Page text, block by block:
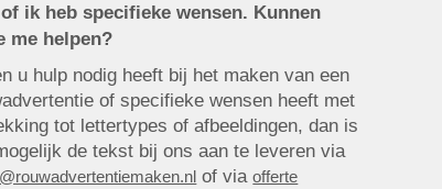
ik heb specifieke wensen. Kunnen
me helpen?
u hulp nodig heeft bij het maken van een
of specifieke wensen heeft met
tot lettertypes of afbeeldingen, dan is
de tekst bij ons aan te leveren via
of viaofferte